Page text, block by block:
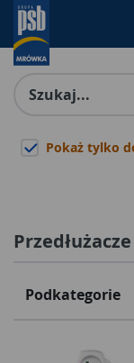
Pokaż tylko
Przedłużacze
Podkategorie